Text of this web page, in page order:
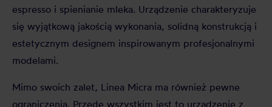
espresso i spienianie mleka. Urządzenie charakteryzuje
się wyjątkową jakością wykonania, solidną konstrukcją i
estetycznym designem inspirowanym profesjonalnymi
modelami.
Mimo swoich zalet, Linea Micra ma również pewne
ograniczenia. Przede wszystkim jest to urządzenie z